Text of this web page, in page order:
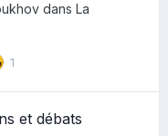
dans La
1
et débats